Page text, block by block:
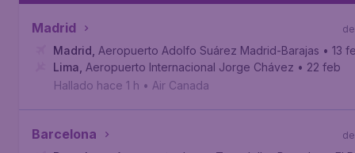
Madrid
Madrid Aeropuerto Adolfo Suárez Madrid-Barajas • 13
Lima Aeropuerto Internacional Jorge Chávez • 22 feb
Hallado hace 1 h • Air Canada
Barcelona